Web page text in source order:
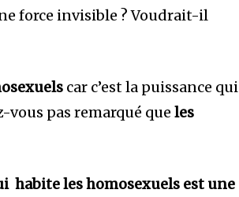
force invisible ? Voudrait-il
car c’est la puissance qui
vous pas remarqué que les
habite les homosexuels est une